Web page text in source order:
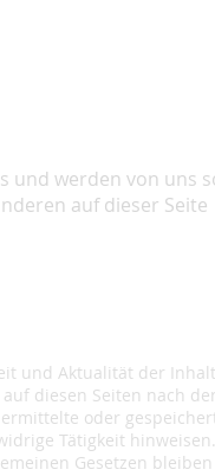
und werden von uns
auf dieser Seite
und Aktualität der
diesen Seiten nach
oder
Tätigkeit hinweisen.
Gesetzen bleiben